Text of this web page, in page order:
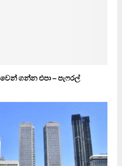
ගන්න එපා – පැෆරල්